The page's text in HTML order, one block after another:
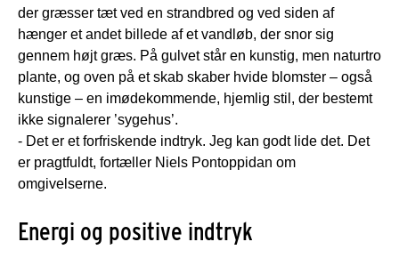
der græsser tæt ved en strandbred og ved siden af
hænger et andet billede af et vandløb, der snor sig
gennem højt græs. På gulvet står en kunstig, men naturtro
plante, og oven på et skab skaber hvide blomster – også
kunstige – en imødekommende, hjemlig stil, der bestemt
ikke signalerer ’sygehus’.
- Det er et forfriskende indtryk. Jeg kan godt lide det. Det
er pragtfuldt, fortæller Niels Pontoppidan om
omgivelserne.
Energi og positive indtryk